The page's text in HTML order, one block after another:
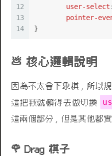
12
13
14
user-select
pointer-
}
核心邏輯說明
因為不太會下象棋 , 所以
這把我就懶得去做切換
這兩個部分 , 但是其他都
Drag 棋子
🌹